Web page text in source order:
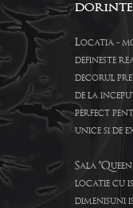
Locatia -
defineste
decorul
de la
perfect
unice si de
Sala
locatie cu
dimenisuni